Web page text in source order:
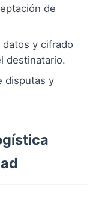
de
y cifrado
destinatario.
disputas y